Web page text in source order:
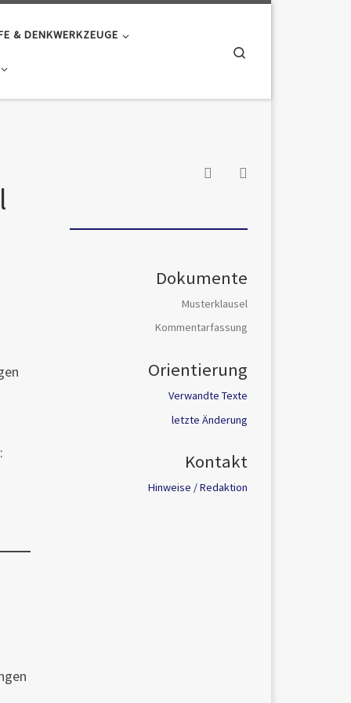
& DENKWERKZEUGE
:
Dokumente
Musterklausel
Kommentarfassung
Orientierung
Verwandte Texte
letzte Änderung
Kontakt
Hinweise / Redaktion